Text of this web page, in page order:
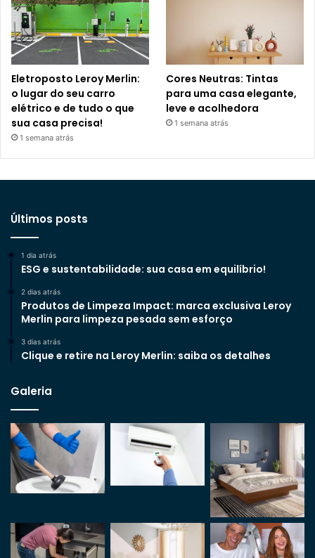
Eletroposto Leroy Merlin:
o lugar do seu carro
elétrico e de tudo o que
sua casa precisa!
1 semana atrás
Cores Neutras: Tintas
para uma casa elegante,
leve e acolhedora
1 semana atrás
Últimos posts
1 dia atrás
ESG e sustentabilidade: sua casa em equilíbrio!
2 dias atrás
Produtos de Limpeza Impact: marca exclusiva Leroy
Merlin para limpeza pesada sem esforço
3 dias atrás
Clique e retire na Leroy Merlin: saiba os detalhes
Galeria